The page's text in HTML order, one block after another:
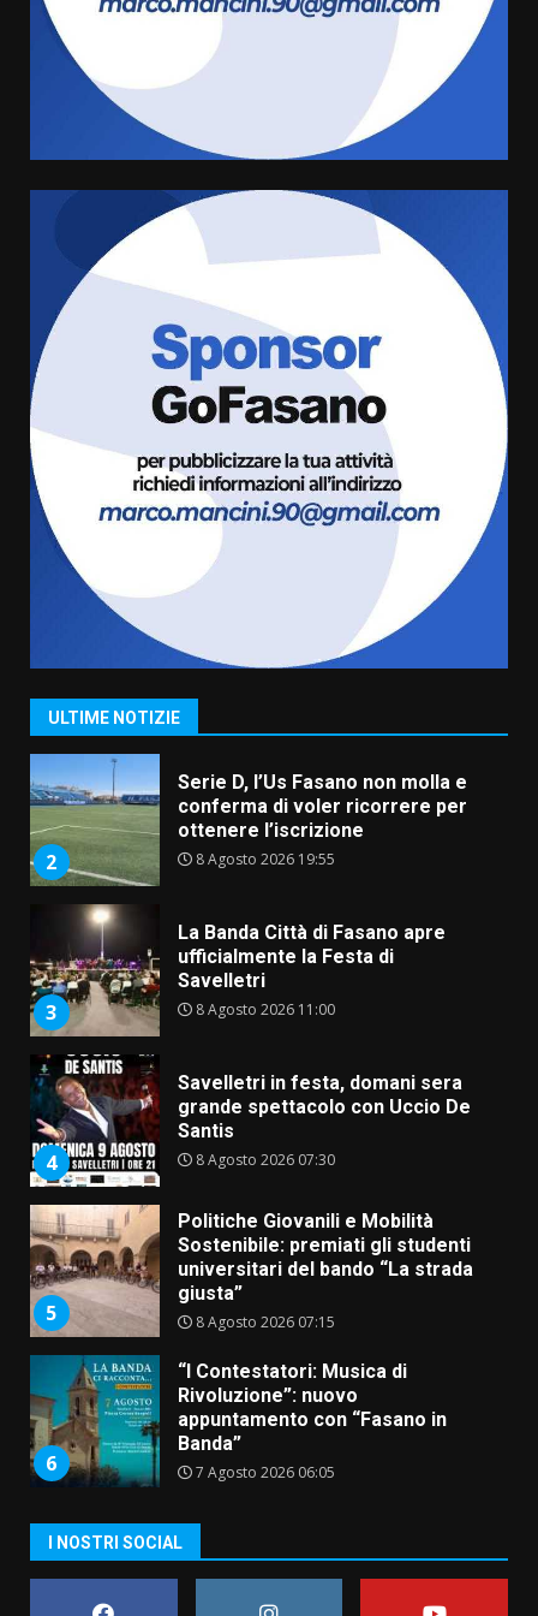
ULTIME NOTIZIE
Savelletri in festa, domani sera
grande spettacolo con Uccio De
Santis
Sostenibile: premiati gli studenti
universitari del bando “La strada
giusta”
8 Agosto 2026 07:15
“I Contestatori: Musica di
Rivoluzione”: nuovo
appuntamento con “Fasano in
Banda”
7 Agosto 2026 06:05
US Fasano, Scianaro: “Profonda
amarezza per esclusione dal
campionato di calcio”
7 Agosto 2026 06:00
1
Grande successo per la “Sagra
del Pesce Spada” a Savelletri
9 Agosto 2026 07:32
2
Serie D, l’Us Fasano non molla e
conferma di voler ricorrere per
ottenere l’iscrizione
8 Agosto 2026 19:55
3
La Banda Città di Fasano apre
ufficialmente la Festa di
Savelletri
8 Agosto 2026 11:00
4
Savelletri in festa, domani sera
grande spettacolo con Uccio De
Santis
8 Agosto 2026 07:30
5
Politiche Giovanili e Mobilità
Sostenibile: premiati gli studenti
universitari del bando “La strada
giusta”
8 Agosto 2026 07:15
6
“I Contestatori: Musica di
Rivoluzione”: nuovo
appuntamento con “Fasano in
Banda”
7 Agosto 2026 06:05
amarezza per esclusione dal
campionato di calcio”
7 Agosto 2026 06:00
I NOSTRI SOCIAL